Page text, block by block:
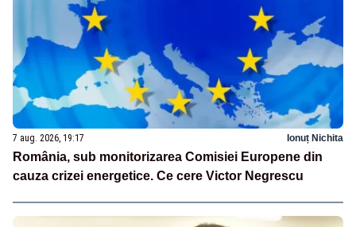
7 aug. 2026, 19:17 Ionuț Nichita
România, sub monitorizarea Comisiei Europene din
cauza crizei energetice. Ce cere Victor Negrescu